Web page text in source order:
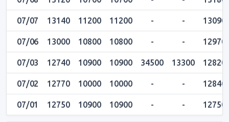
07/07 13140 11200 11200 - - 13090
07/06 13000 10800 10800 - - 12970
07/03 12740 10900 10900 34500 13300 12820
07/02 12770 10000 10000 - - 12840
07/01 12750 10900 10900 - - 12750